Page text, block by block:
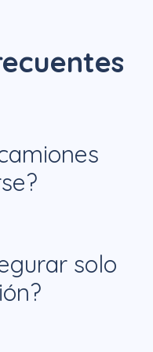
tortón,
camiones
solo